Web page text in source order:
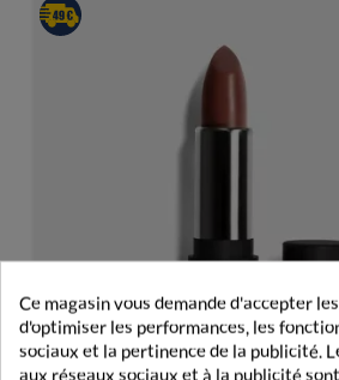
Ce magasin vous demande d'accepter
d'optimiser les performances, les
sociaux et la pertinence de la publicité.
aux réseaux sociaux et à la publicité